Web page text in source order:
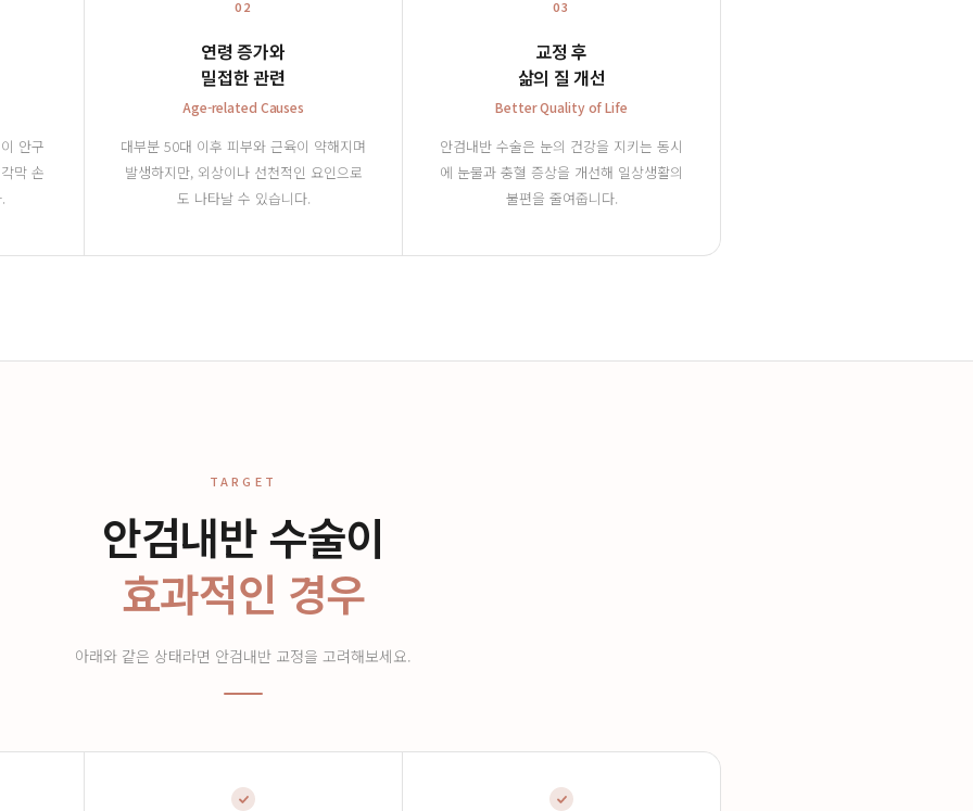
안구
막 손
02
연령 증가와
밀접한 관련
Age-related Causes
대부분 50대 이후 피부와 근육이 약해지며
발생하지만, 외상이나 선천적인 요인으로
도 나타날 수 있습니다.
03
교정 후
삶의 질 개선
Better Quality of Life
안검내반 수술은 눈의 건강을 지키는 동시
에 눈물과 충혈 증상을 개선해 일상생활의
불편을 줄여줍니다.
TARGET
안검내반 수술이
효과적인 경우
아래와 같은 상태라면 안검내반 교정을 고려해보세요.